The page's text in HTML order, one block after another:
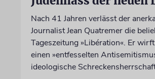
Nach 41 Jahren verlässt der
Journalist Jean Quatremer die
Tageszeitung »Libération«. Er
einen »entfesselten
ideologische